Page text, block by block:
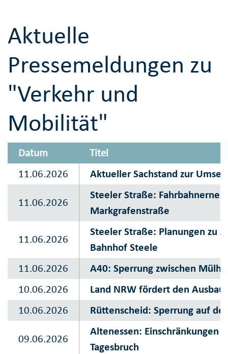
Aktuelle
Pressemeldungen zu
"Verkehr und
Mobilität"
Datum Titel
11.06.2026 Aktueller Sachstand zur
11.06.2026
Steeler Straße:
Markgrafenstraße
11.06.2026
Steeler Straße: Planungen zu
Bahnhof Steele
11.06.2026
A40: Sperrung zwischen
10.06.2026
Land NRW fördert den
10.06.2026
Rüttenscheid: Sperrung auf
09.06.2026
Altenessen: Einschränkungen
Tagesbruch